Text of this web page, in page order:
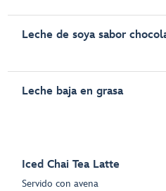
Leche de soya sabor
Leche baja en grasa
Iced Chai Tea Latte
Servido con avena